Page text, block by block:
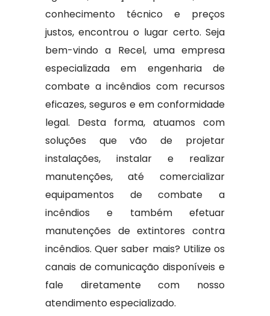
conhecimento técnico e preços
justos, encontrou o lugar certo. Seja
bem-vindo a Recel, uma empresa
especializada em engenharia de
combate a incêndios com recursos
eficazes, seguros e em conformidade
legal. Desta forma, atuamos com
soluções que vão de projetar
instalações, instalar e realizar
manutenções, até comercializar
equipamentos de combate a
incêndios e também efetuar
manutenções de extintores contra
incêndios. Quer saber mais? Utilize os
canais de comunicação disponíveis e
fale diretamente com nosso
atendimento especializado.